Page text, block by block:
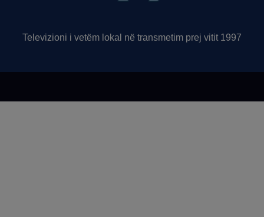
Televizioni i vetëm lokal në transmetim prej vitit 1997